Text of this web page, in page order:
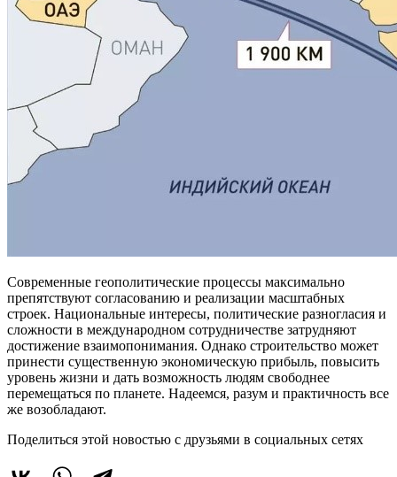
Современные геополитические процессы максимально
препятствуют согласованию и реализации масштабных
строек. Национальные интересы, политические разногласия и
сложности в международном сотрудничестве затрудняют
достижение взаимопонимания. Однако строительство может
принести существенную экономическую прибыль, повысить
уровень жизни и дать возможность людям свободнее
перемещаться по планете. Надеемся, разум и практичность все
же возобладают.
Поделиться этой новостью с друзьями в социальных сетях